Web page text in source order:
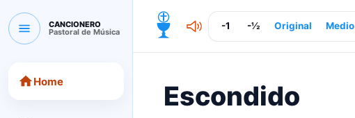
CANCIONERO
Pastoral de Música
CANCIONERO Pastoral de Música
Home
-1 -½ Original Medio
Escondido